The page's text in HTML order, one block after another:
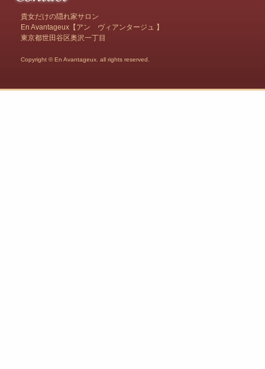
貴女だけの隠れ家サロン
En Avantageux【アン ヴィアンタージュ 】
東京都世田谷区奥沢一丁目
Copyright © En Avantageux. all rights reserved.